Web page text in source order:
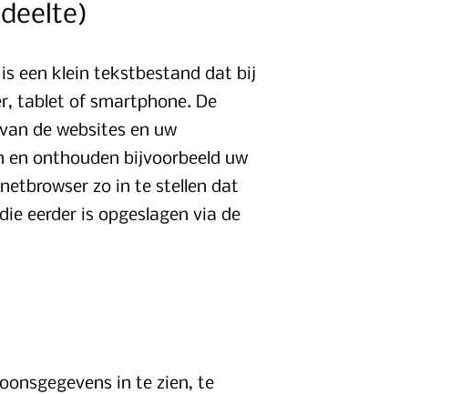
een klein tekstbestand dat bij
tablet of smartphone. De
de websites en uw
en onthouden bijvoorbeeld uw
zo in te stellen dat
eerder is opgeslagen via de
in te zien, te